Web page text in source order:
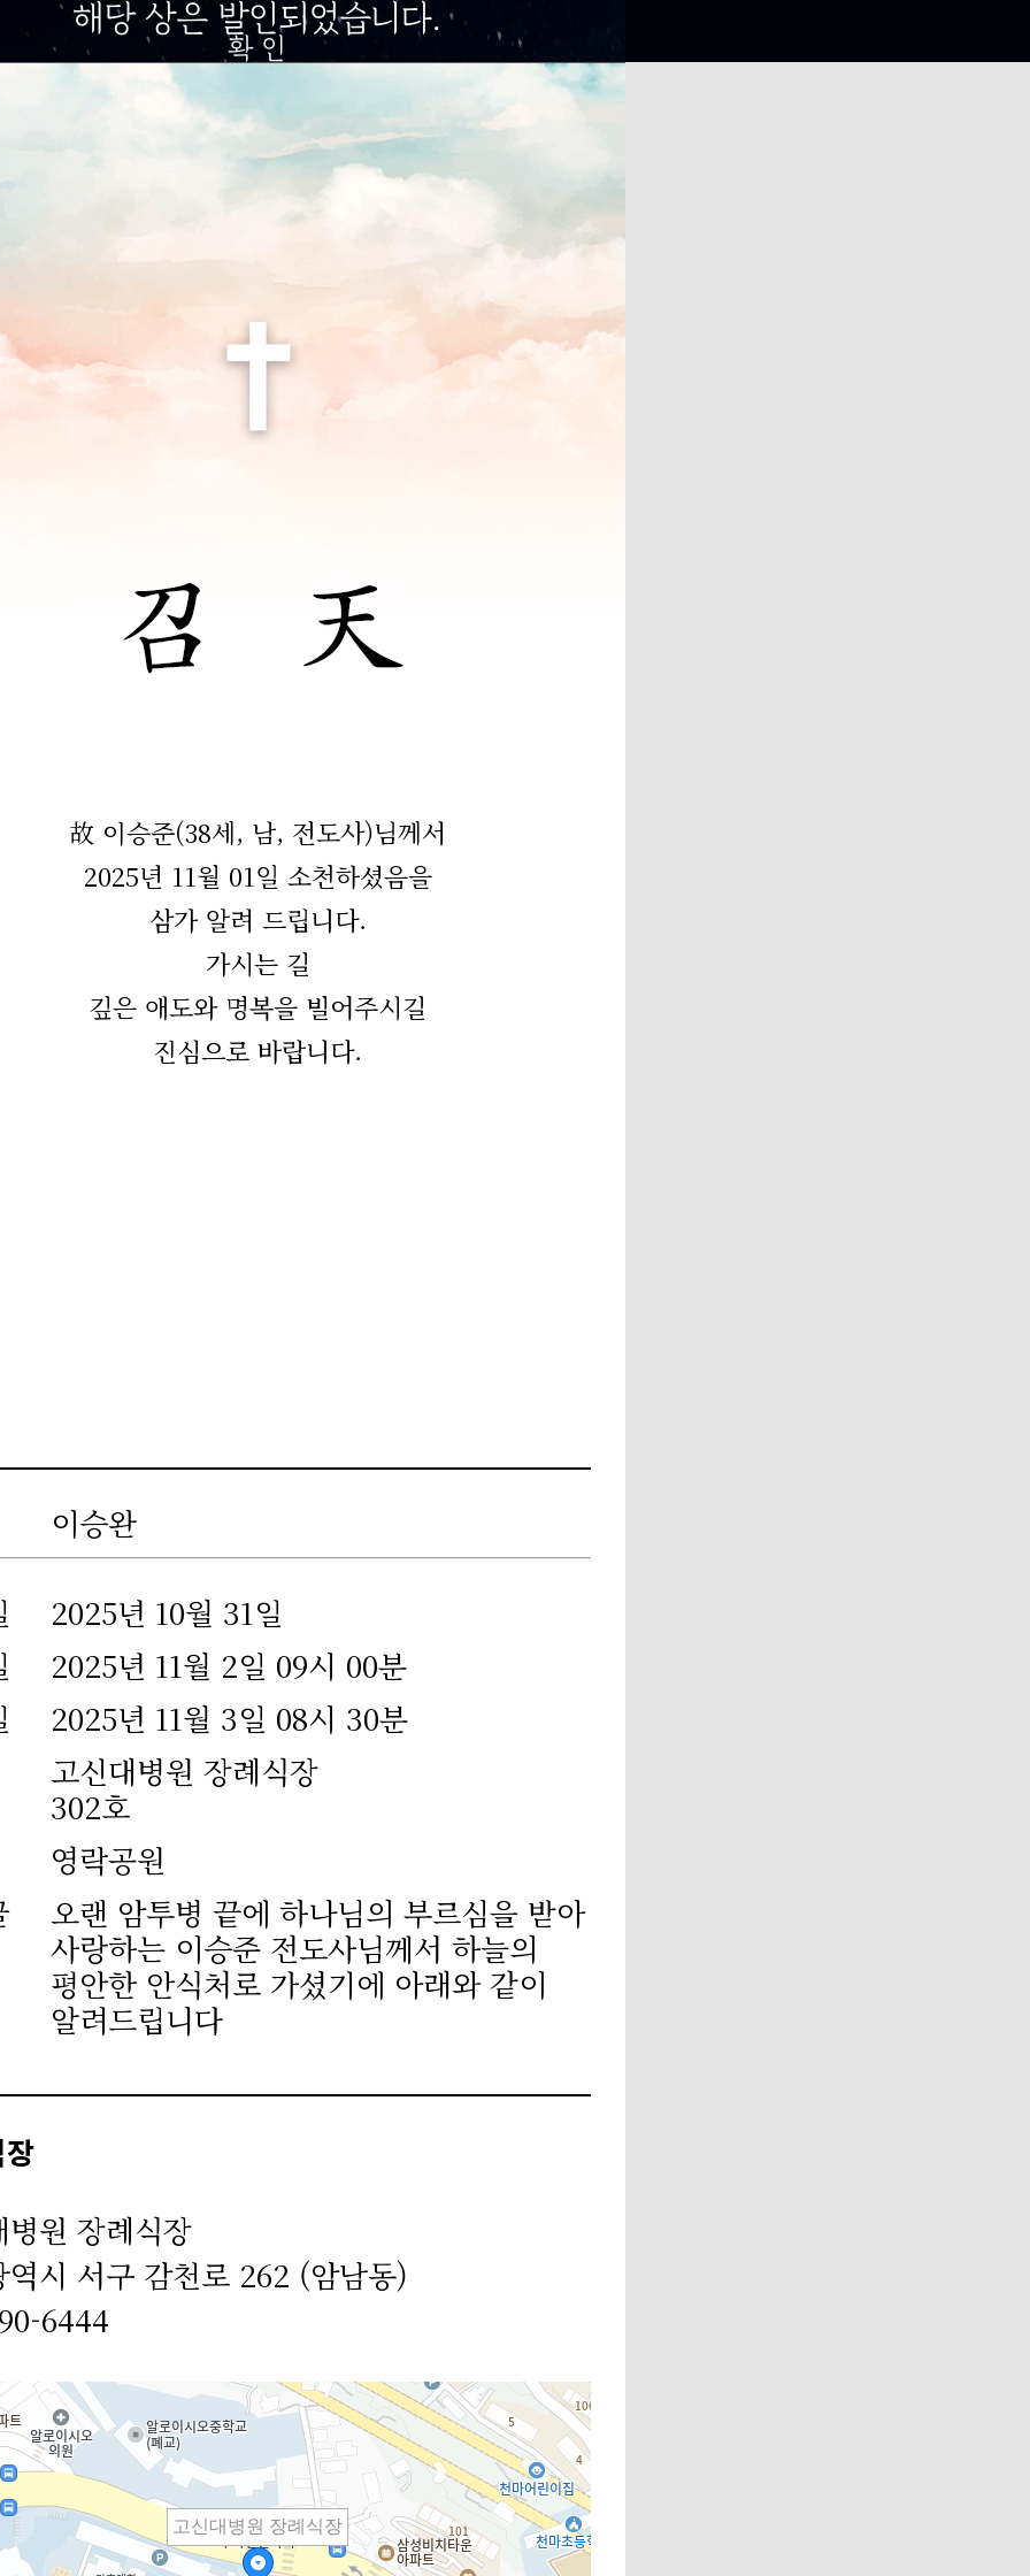
해당 상은 발인되었습니다.
확 인
故 이승준(38세, 남, 전도사)님께서
2025년 11월 01일 소천하셨음을
삼가 알려 드립니다.
가시는 길
깊은 애도와 명복을 빌어주시길
진심으로 바랍니다.
이승완
2025년 10월 31일
2025년 11월 2일 09시 00분
2025년 11월 3일 08시 30분
고신대병원 장례식장
302호
영락공원
오랜 암투병 끝에 하나님의 부르심을 받아
사랑하는 이승준 전도사님께서 하늘의
평안한 안식처로 가셨기에 아래와 같이
알려드립니다
병원 장례식장
역시 서구 감천로 262 (암남동)
6444
고신대병원 장례식장